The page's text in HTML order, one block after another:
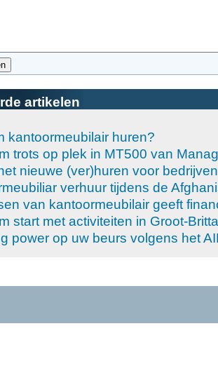
artikelen
kantoormeubilair huren?
trots op plek in MT500 van
nieuwe (ver)huren voor bedrijven
verhuur tijdens de
van kantoormeubilair geeft
start met activiteiten in Groot-
power op uw beurs volgens het